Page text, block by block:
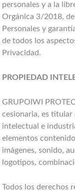
personales y a la
Orgánica 3/2018,
Personales y
de todos los
Privacidad.
PROPIEDAD
GRUPOIWI
cesionaria, es titular
intelectual e
elementos
imágenes, sonido,
logotipos,
Todos los derechos